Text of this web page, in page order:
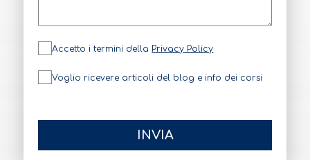
r
v
y
Accetto i termini della Privacy Policy
N
e
e
Voglio ricevere articoli del blog e info dei corsi
INVIA